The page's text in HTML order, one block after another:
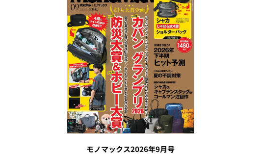
モノマックス2026年9月号